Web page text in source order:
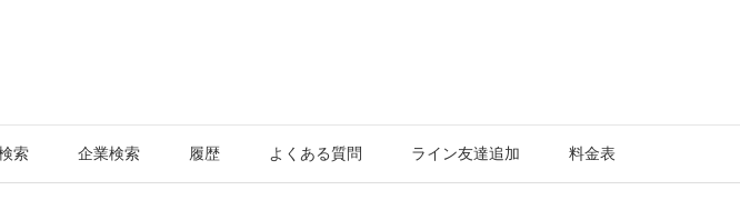
索 企業検索 履歴 よくある質問 ライン友達追加 料金表